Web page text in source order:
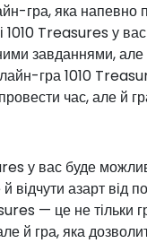
гра, яка напевно
1010 Treasures у
завданнями, але
гра 1010
час, але й
у вас буде
відчути азарт від
— це не тільки
й гра, яка